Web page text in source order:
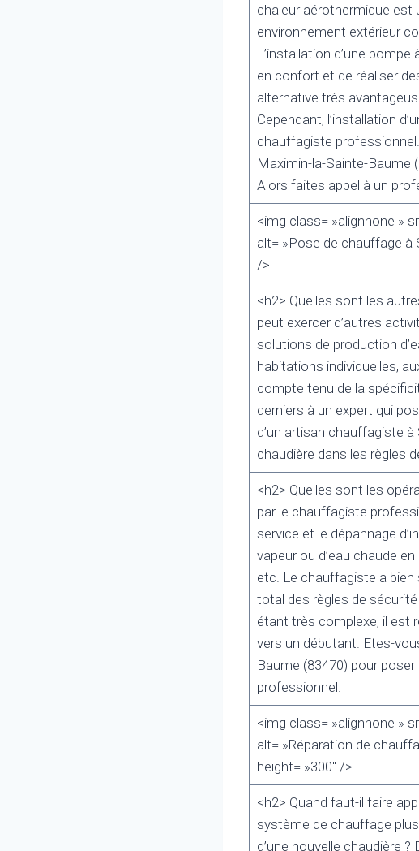
chaleur aérothermique est
environnement extérieur
L’installation d’une
en confort et de réaliser
alternative très
Cependant, l’installation
chauffagiste
Maximin-la-Sainte-Baume
Alors faites appel à un
<img class= »alignnone »
alt= »Pose de chauffage à
/>
<h2> Quelles sont les
peut exercer d’autres
solutions de production
habitations individuelles,
compte tenu de la
derniers à un expert qui
d’un artisan chauffagiste
chaudière dans les règles
<h2> Quelles sont les
par le chauffagiste
service et le dépannage
vapeur ou d’eau chaude
etc. Le chauffagiste a bien
total des règles de
étant très complexe, il est
vers un débutant. Etes-
Baume (83470) pour
professionnel.
<img class= »alignnone »
alt= »Réparation de
height= »300″ />
<h2> Quand faut-il faire
système de chauffage
d’une nouvelle chaudière